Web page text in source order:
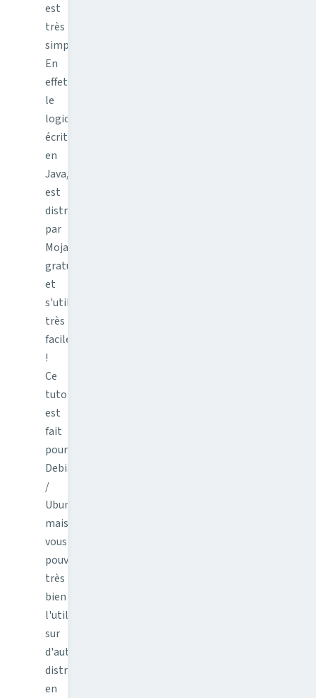
est
très
simple.
En
effet
le
logiciel,
écrit
en
Java,
est
distribué
par
Mojang
gratuitement
et
s'utilise
très
facilement
!
Ce
tutoriel
est
fait
pour
Debian
/
Ubuntu
mais
vous
pouvez
très
bien
l'utiliser
sur
d'autres
distributions
en